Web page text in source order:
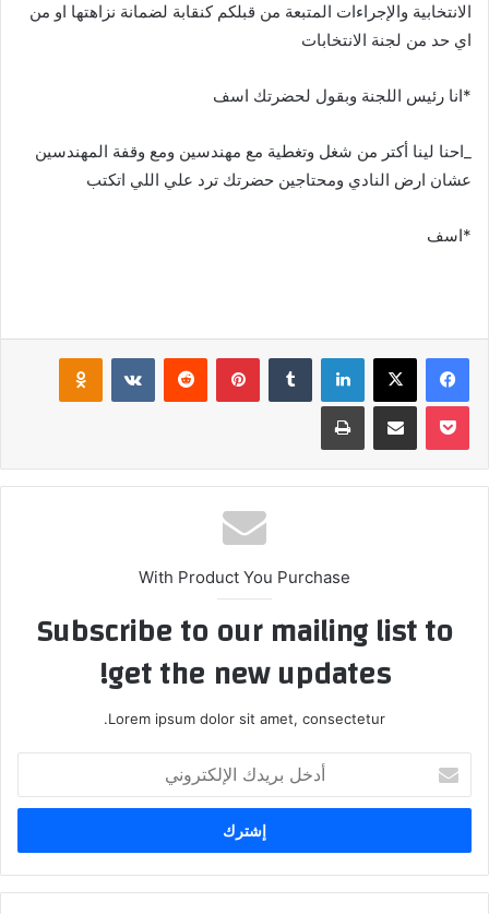
الانتخابية والإجراءات المتبعة من قبلكم كنقابة لضمانة نزاهتها او من
اي حد من لجنة الانتخابات
*انا رئيس اللجنة وبقول لحضرتك اسف
_احنا لينا أكتر من شغل وتغطية مع مهندسين ومع وقفة المهندسين
عشان ارض النادي ومحتاجين حضرتك ترد علي اللي اتكتب
*اسف
فيسبوك ‫X لينكدإن بينتيريست
‫Pocket مشاركة عبر البريد طباعة
With Product You Purchase
Subscribe to our mailing list to
get the new updates!
Lorem ipsum dolor sit amet, consectetur.
بريدك
الإلكتروني